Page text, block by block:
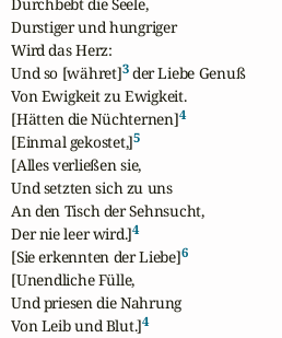
Durstiger und hungriger
Wird das Herz:
Und so [währet]3 der Liebe Genuß
Von Ewigkeit zu Ewigkeit.
[Hätten die Nüchternen]4
[Einmal gekostet,]5
[Alles verließen sie,
Und setzten sich zu uns
An den Tisch der Sehnsucht,
Der nie leer wird.]4
[Sie erkennten der Liebe]6
[Unendliche Fülle,
Und priesen die Nahrung
Von Leib und Blut.]4